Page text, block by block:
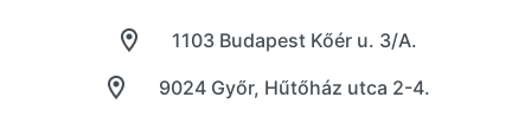
9024 Győr, Hűtőház utca 2-4.
1103 Budapest Kőér u. 3/A.